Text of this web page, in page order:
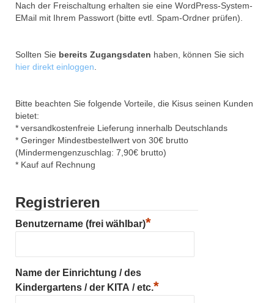
Nach der Freischaltung erhalten sie eine WordPress-System-
EMail mit Ihrem Passwort (bitte evtl. Spam-Ordner prüfen).
Sollten Sie bereits Zugangsdaten haben, können Sie sich
hier direkt einloggen.
Bitte beachten Sie folgende Vorteile, die Kisus seinen Kunden
bietet:
* versandkostenfreie Lieferung innerhalb Deutschlands
* Geringer Mindestbestellwert von 30€ brutto
(Mindermengenzuschlag: 7,90€ brutto)
* Kauf auf Rechnung
Registrieren
Benutzername (frei wählbar)*
Name der Einrichtung / des
Kindergartens / der KITA / etc.*